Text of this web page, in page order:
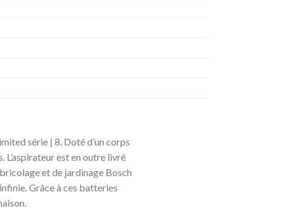
série | 8. Doté d’un corps
est en outre livré
et de jardinage Bosch
Grâce à ces batteries